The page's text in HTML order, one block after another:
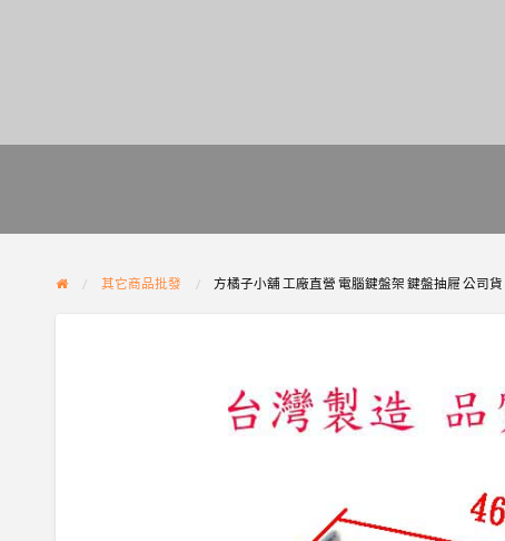
其它商品批發 方橘子小舖 工廠直營 電腦鍵盤架 鍵盤抽屜 公司